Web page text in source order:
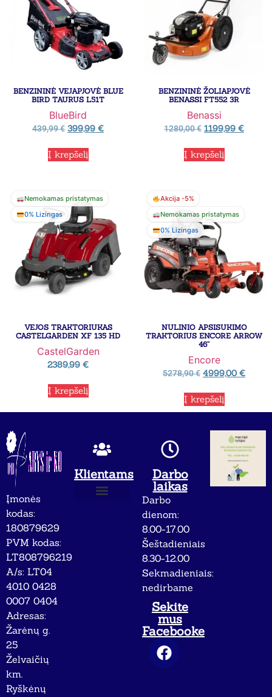
BENZININĖ VEJAPJOVĖ BLUE
BIRD TAURUS L51T
BlueBird
439,99€ 399,99 €
Į krepšelį
BENZININĖ ŽOLIAPJOVĖ
BENASSI FT552 3R
Benassi
1280,00€ 1199,99 €
Į krepšelį
Nemokamas pristatymas
0% Lizingas
VEJOS TRAKTORIUKAS
CASTELGARDEN XF 135 HD
CastelGarden
2389,99 €
Į krepšelį
Akcija -5%
Nemokamas pristatymas
0% Lizingas
NULINIO APSISUKIMO
TRAKTORIUS ENCORE ARROW
46”
Encore
5278,90€ 4999,00€
Į krepšelį
Įmonės
kodas:
180879629
PVM kodas:
LT808796219
A/s: LT04
4010 0428
0007 0404
Adresas:
Žarėnų g.
25
Želvaičių
km.
Ryškėnų
Klientams
Darbo
laikas
Darbo
dienom:
8.00-17.00
Šeštadieniais
8.30-12.00
Sekmadieniais:
nedirbame
Sekite
mus
Facebooke